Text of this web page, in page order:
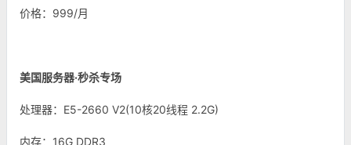
价格：999/月
美国服务器·秒杀专场
处理器：E5-2660 V2(10核20线程 2.2G)
内存：16G DDR3